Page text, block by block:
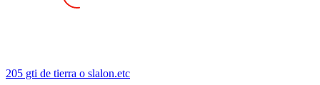
205 gti de tierra o slalon.etc